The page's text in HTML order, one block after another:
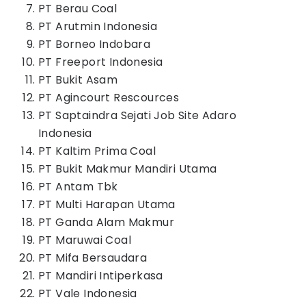
PT Berau Coal
PT Arutmin Indonesia
PT Borneo Indobara
PT Freeport Indonesia
PT Bukit Asam
PT Agincourt Rescources
PT Saptaindra Sejati Job Site Adaro
Indonesia
PT Kaltim Prima Coal
PT Bukit Makmur Mandiri Utama
PT Antam Tbk
PT Multi Harapan Utama
PT Ganda Alam Makmur
PT Maruwai Coal
PT Mifa Bersaudara
PT Mandiri Intiperkasa
PT Vale Indonesia